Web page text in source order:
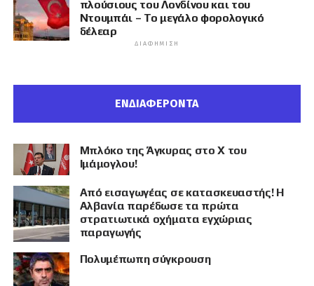
πλούσιους του Λονδίνου και του
Ντουμπάι – Το μεγάλο φορολογικό
δέλεαρ
ΔΙΑΦΉΜΙΣΗ
ΕΝΔΙΑΦΕΡΟΝΤΑ
Μπλόκο της Άγκυρας στο X του
Ιμάμογλου!
Από εισαγωγέας σε κατασκευαστής! Η
Αλβανία παρέδωσε τα πρώτα
στρατιωτικά οχήματα εγχώριας
παραγωγής
Πολυμέπωπη σύγκρουση